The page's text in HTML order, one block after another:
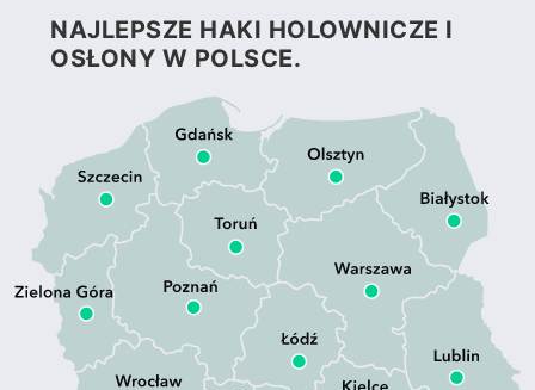
NAJLEPSZE HAKI HOLOWNICZE I
OSŁONY W POLSCE.